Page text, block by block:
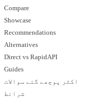
Compare
Showcase
Recommendations
Alternatives
Direct vs RapidAPI
Guides
اکثر پوچھے گئے سوالات
شرائط